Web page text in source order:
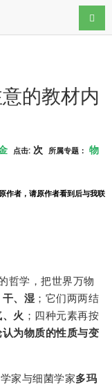
导航
的教材内
点击: 次 所属专题： 物
作者，请原作者看到后与我联
哲学，把世界万物
、湿 ；它们两两结
火 ；四种元素再按
认为物质的性质与变
家与细菌学家多玛